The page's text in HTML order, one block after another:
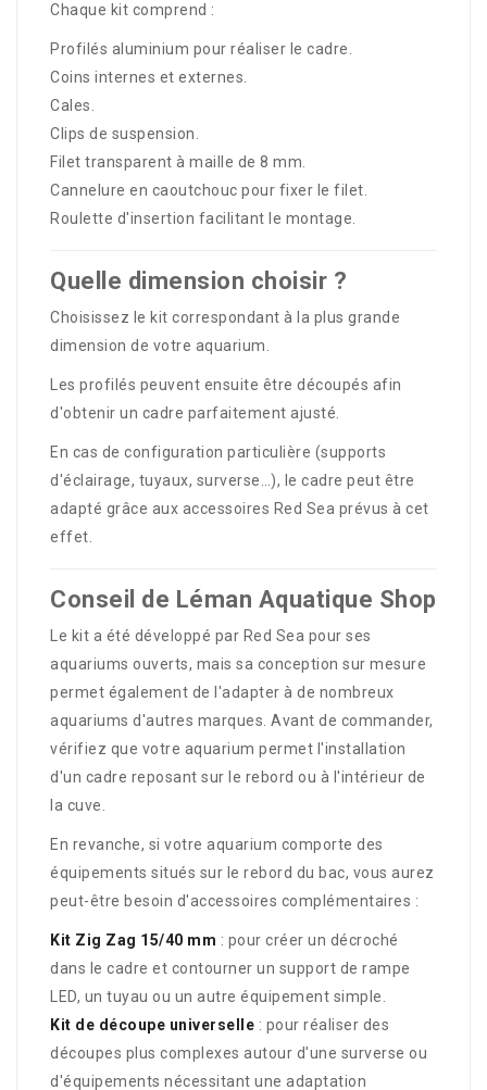
Chaque kit comprend :
Profilés aluminium pour réaliser le cadre.
Coins internes et externes.
Cales.
Clips de suspension.
Filet transparent à maille de 8 mm.
Cannelure en caoutchouc pour fixer le filet.
Roulette d'insertion facilitant le montage.
Quelle dimension choisir ?
Choisissez le kit correspondant à la plus grande
dimension de votre aquarium.
Les profilés peuvent ensuite être découpés afin
d'obtenir un cadre parfaitement ajusté.
En cas de configuration particulière (supports
d'éclairage, tuyaux, surverse…), le cadre peut être
adapté grâce aux accessoires Red Sea prévus à cet
effet.
Conseil de Léman Aquatique Shop
Le kit a été développé par Red Sea pour ses
aquariums ouverts, mais sa conception sur mesure
permet également de l'adapter à de nombreux
aquariums d'autres marques. Avant de commander,
vérifiez que votre aquarium permet l'installation
d'un cadre reposant sur le rebord ou à l'intérieur de
la cuve.
En revanche, si votre aquarium comporte des
équipements situés sur le rebord du bac, vous aurez
peut-être besoin d'accessoires complémentaires :
Kit Zig Zag 15/40 mm : pour créer un décroché
dans le cadre et contourner un support de rampe
LED, un tuyau ou un autre équipement simple.
Kit de découpe universelle : pour réaliser des
découpes plus complexes autour d'une surverse ou
d'équipements nécessitant une adaptation